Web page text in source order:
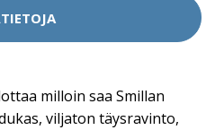
milloin saa Smillan
viljaton täysravinto,